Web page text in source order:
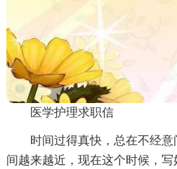
医学护理求职信
时间过得真快，总在不经
间越来越近，现在这个时候，